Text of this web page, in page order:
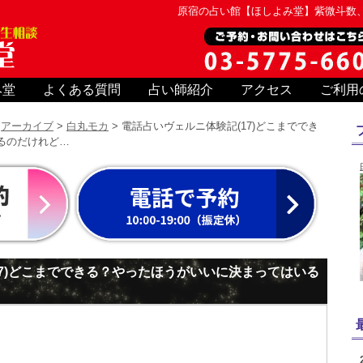
原宿の占い館【ほしよみ堂】紫微斗
よくある質問 占い師紹介 アクセス ご利用
アーカイブ > 白丸モカ > 電話占いヴェルニ体験記(17)どこまででき
のだけれど…
どこまでできる？やったほうがいいに決まってはいる